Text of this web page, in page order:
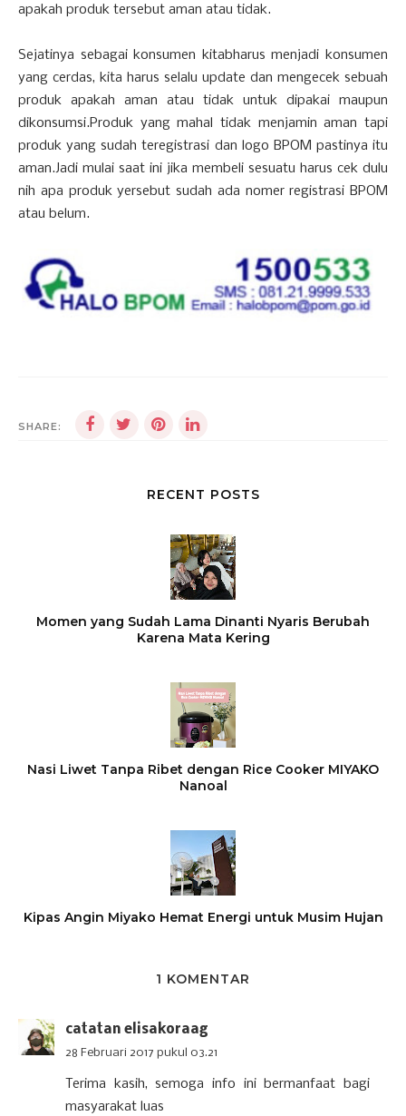
apakah produk tersebut aman atau tidak.
Sejatinya sebagai konsumen kitabharus menjadi konsumen
yang cerdas, kita harus selalu update dan mengecek sebuah
produk apakah aman atau tidak untuk dipakai maupun
dikonsumsi.Produk yang mahal tidak menjamin aman tapi
produk yang sudah teregistrasi dan logo BPOM pastinya itu
aman.Jadi mulai saat ini jika membeli sesuatu harus cek dulu
nih apa produk yersebut sudah ada nomer registrasi BPOM
atau belum.
SHARE:
RECENT POSTS
Momen yang Sudah Lama Dinanti Nyaris Berubah
Karena Mata Kering
Nasi Liwet Tanpa Ribet dengan Rice Cooker MIYAKO
Nanoal
Kipas Angin Miyako Hemat Energi untuk Musim Hujan
1 KOMENTAR
catatan elisakoraag
28 Februari 2017 pukul 03.21
Terima kasih, semoga info ini bermanfaat bagi
masyarakat luas